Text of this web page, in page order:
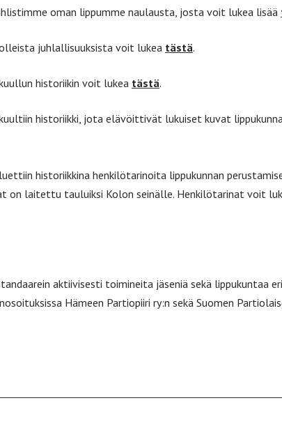
oman lippumme naulausta, josta voit lukea lisää
juhlallisuuksista voit lukea tästä.
historiikin voit lukea tästä.
historiikki, jota elävöittivät lukuiset kuvat
historiikkina henkilötarinoita lippukunnan
on laitettu tauluiksi Kolon seinälle. Henkilötarinat voit
aktiivisesti toimineita jäseniä sekä lippukuntaa
Hämeen Partiopiiri ry:n sekä Suomen